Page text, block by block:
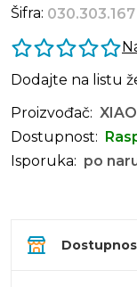
Šifra: 030.303.167
Dodajte na listu
Proizvođač:
Dostupnost:
Isporuka: po